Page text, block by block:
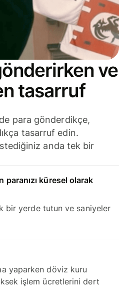
ve
tasarruf
para gönderdikçe,
tasarruf edin.
anda tek bir
paranızı küresel olarak
bir yerde tutun ve saniyeler
yaparken döviz kuru
işlem ücretlerini dert